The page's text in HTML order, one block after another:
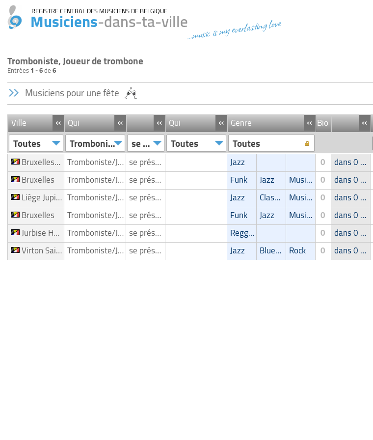
REGISTRE CENTRAL DES MUSICIENS DE BELGIQUE
Musiciens-dans-ta-ville...music is my everlasting love
Tromboniste, Joueur de trombone
Entrées1 - 6de6
Musiciens pour une fête
Ville « Qui « « Qui « Genre « Bio «
Toutes Tromboniste/Joueur de trombone se présente Toutes Toutes
Bruxelles Ixelles Tromboniste/Joueur de trombone se présente Jazz 0 dans 0 groupe
Bruxelles Tromboniste/Joueur de trombone se présente Funk Jazz Musique latine 0 dans 0 groupe
Liège Jupillesur Meuse Tromboniste/Joueur de trombone se présente Jazz Classic Musique latine 0 dans 0 groupe
Bruxelles Tromboniste/Joueur de trombone se présente Funk Jazz Musique latine 0 dans 0 groupe
Jurbise Herchies Tromboniste/Joueur de trombone se présente Reggae/Ragga/Dub 0 dans 0 groupe
Virton Saint Mard Tromboniste/Joueur de trombone se présente Jazz Blues/Swing Rock 0 dans 0 groupe